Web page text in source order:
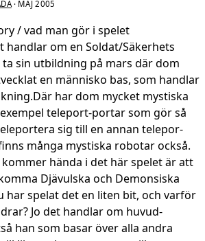
· MAJ 2005
/ vad man gör i spelet
handlar om en Soldat/Säkerhets
ta sin utbildning på mars där dom
en människo bas, som handlar
har dom mycket mystiska
teleport-portar som gör så
sig till en annan telepor-
många mystiska robotar också.
hända i det här spelet är att
Djävulska och Demonsiska
har spelat det en liten bit, och varför
Jo det handlar om huvud-
han som basar över alla andra